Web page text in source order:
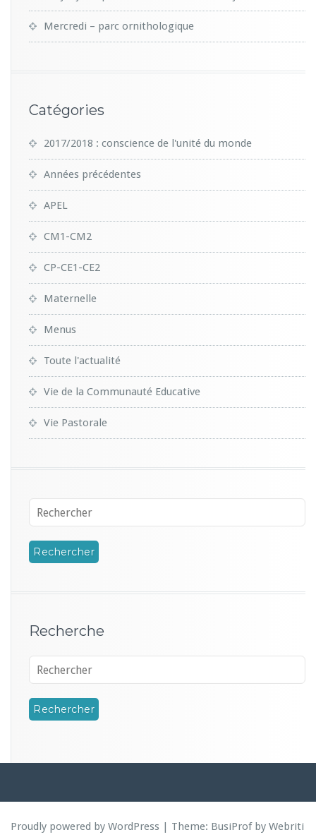
Mercredi – parc ornithologique
Catégories
2017/2018 : conscience de l'unité du monde
Années précédentes
APEL
CM1-CM2
CP-CE1-CE2
Maternelle
Menus
Toute l'actualité
Vie de la Communauté Educative
Vie Pastorale
Recherche
Proudly powered by WordPress | Theme: BusiProfby Webriti